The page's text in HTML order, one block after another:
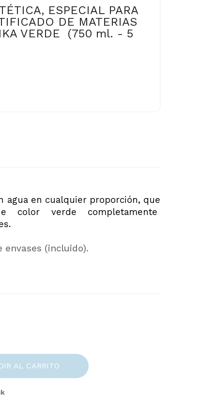
ESPECIAL PARA
DE MATERIAS
VERDE (750 ml. - 5
agua en cualquier proporción, que
color verde completamente
envases (incluido).
AL CARRITO